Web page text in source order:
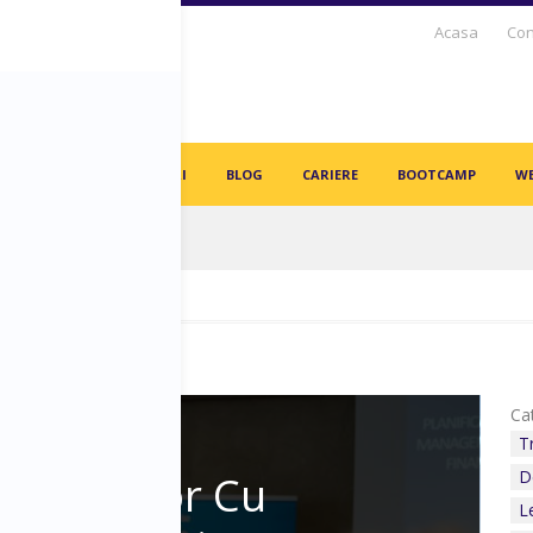
Acasa
PARTENERI BLOG CARIERE BOOTCAMP
Cifrelor Cu